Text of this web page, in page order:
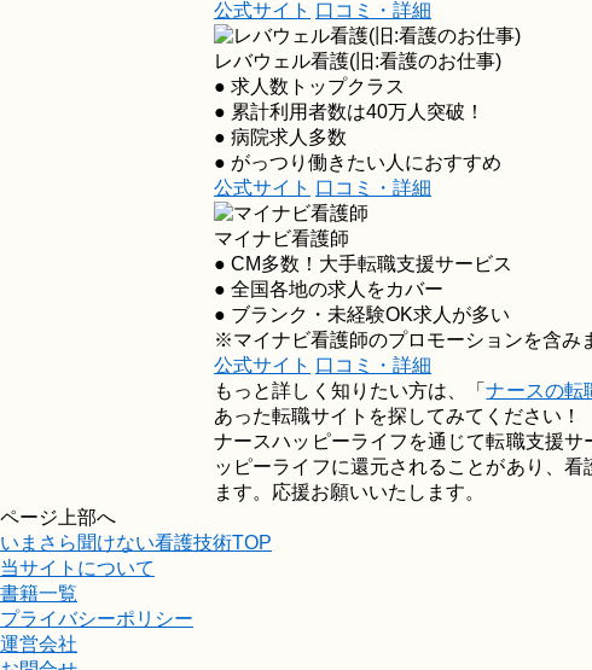
公式サイト 口コミ・詳細
レバウェル看護(旧:看護のお仕事)
● 求人数トップクラス
● 累計利用者数は40万人突破！
● 病院求人多数
● がっつり働きたい人におすすめ
公式サイト 口コミ・詳細
マイナビ看護師
● CM多数！大手転職支援サービス
● 全国各地の求人をカバー
● ブランク・未経験OK求人が多い
※マイナビ看護師のプロモーションを含み
公式サイト 口コミ・詳細
もっと詳しく知りたい方は、「ナースの転
あった転職サイトを探してみてください！
ナースハッピーライフを通じて転職支援
ッピーライフに還元されることがあり、
ます。応援お願いいたします。
ページ上部へ
いまさら聞けない看護技術TOP
当サイトについて
書籍一覧
プライバシーポリシー
運営会社